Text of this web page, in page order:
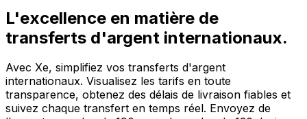
L'excellence en matière de
transferts d'argent internationaux.
Avec Xe, simplifiez vos transferts d'argent
internationaux. Visualisez les tarifs en toute
transparence, obtenez des délais de livraison fiables et
suivez chaque transfert en temps réel. Envoyez de